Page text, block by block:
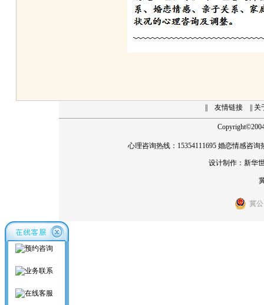
友情链接 || 关
Copyright©
心理咨询热线：15354111695 婚恋情感咨询
设计制作： 新华
冀公